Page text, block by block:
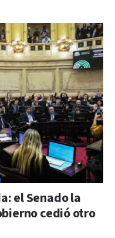
el Senado la
cedió otro